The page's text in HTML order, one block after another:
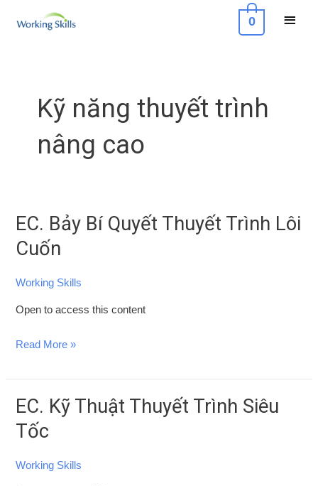
0
Kỹ năng thuyết trình
nâng cao
EC. Bảy Bí Quyết Thuyết Trình Lôi
Cuốn
Working Skills
Open to access this content
EC.
Bảy
Bí
Quyết
Trình
Read More »
EC. Kỹ Thuật Thuyết Trình Siêu
Tốc
Working Skills
EC.
Kỹ
Thuật
Thuyết